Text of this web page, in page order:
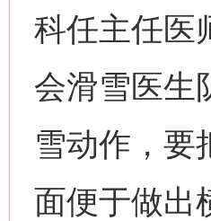
科任主任医
会滑雪医生
雪动作，要
面便于做出